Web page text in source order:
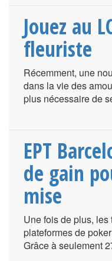
Jouez au
fleuriste
Récemment, une
dans la vie des
plus nécessaire de
EPT
de gain
mise
Une fois de plus,
plateformes de
Grâce à seulement